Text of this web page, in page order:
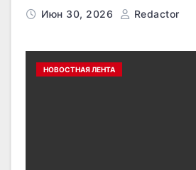
Июн 30, 2026 Redactor
НОВОСТНАЯ ЛЕНТА